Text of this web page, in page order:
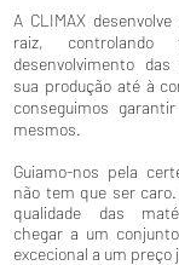
A CLIMAX
raiz,
desenvolvimento
sua produção até à
conseguimos
mesmos.
Guiamo-nos pela
não tem que ser
qualidade das
chegar a um
excecional a um preço